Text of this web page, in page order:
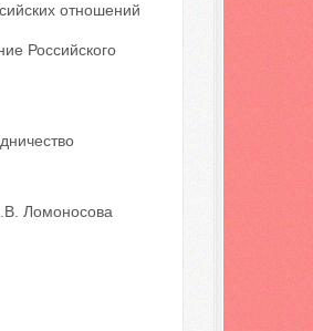
отношений
Российского
Ломоносова